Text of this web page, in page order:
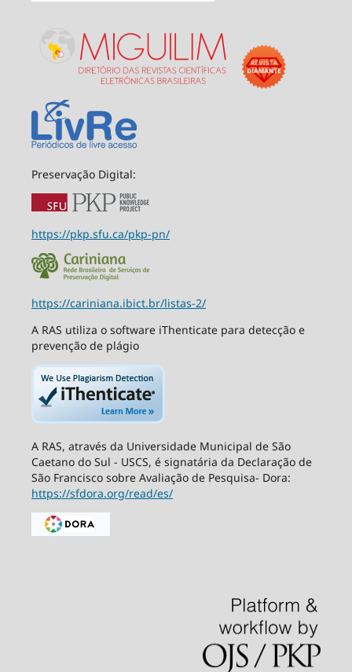
Preservação Digital:
https://pkp.sfu.ca/pkp-pn/
https://cariniana.ibict.br/listas-2/
A RAS utiliza o software iThenticate para detecção e
prevenção de plágio
A RAS, através da Universidade Municipal de São
Caetano do Sul - USCS, é signatária da Declaração de
São Francisco sobre Avaliação de Pesquisa- Dora:
https://sfdora.org/read/es/